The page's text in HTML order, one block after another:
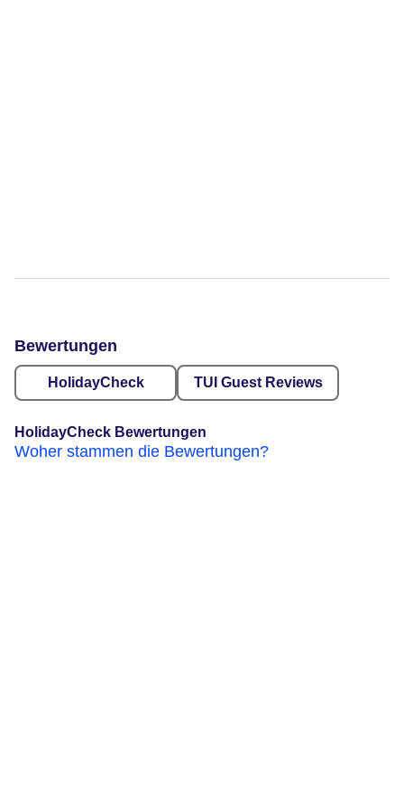
Bewertungen
HolidayCheck TUI Guest Reviews
HolidayCheck Bewertungen
Woher stammen die Bewertungen?